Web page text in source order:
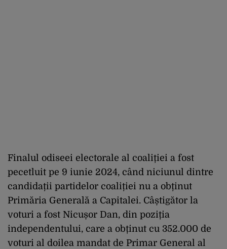
Finalul odiseei electorale al coaliției a fost
pecetluit pe 9 iunie 2024, când niciunul dintre
candidații partidelor coaliției nu a obținut
Primăria Generală a Capitalei. Câștigător la
voturi a fost Nicușor Dan, din poziția
independentului, care a obținut cu 352.000 de
voturi al doilea mandat de Primar General al